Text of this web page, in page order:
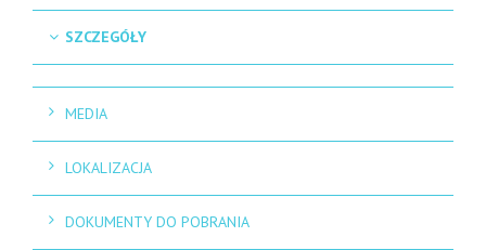
SZCZEGÓŁY
MEDIA
LOKALIZACJA
DOKUMENTY DO POBRANIA